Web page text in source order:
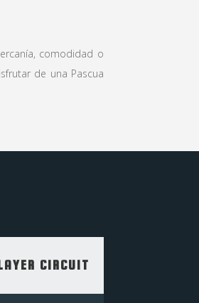
comodidad o
de una Pascua
CIRCUIT